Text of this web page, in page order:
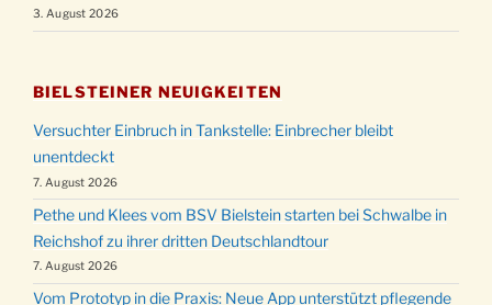
3. August 2026
BIELSTEINER NEUIGKEITEN
Versuchter Einbruch in Tankstelle: Einbrecher bleibt
unentdeckt
7. August 2026
Pethe und Klees vom BSV Bielstein starten bei Schwalbe in
Reichshof zu ihrer dritten Deutschlandtour
7. August 2026
Vom Prototyp in die Praxis: Neue App unterstützt pflegende